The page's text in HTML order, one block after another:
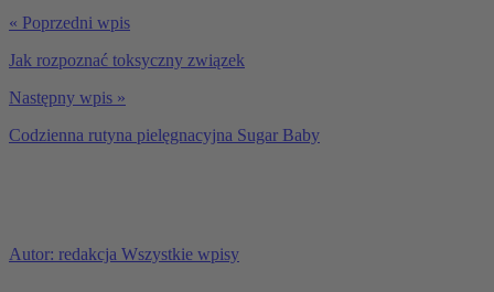
« Poprzedni wpis
Jak rozpoznać toksyczny związek
Następny wpis »
Codzienna rutyna pielęgnacyjna Sugar Baby
Autor: redakcja Wszystkie wpisy